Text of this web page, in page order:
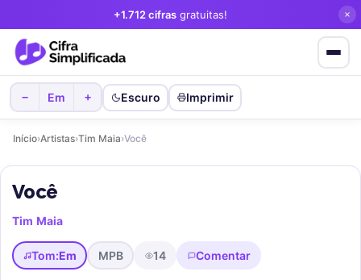
+1.712 cifrasgratuitas!
− Em + Escuro Imprimir
Início›Artistas›Tim Maia›Você
Você
Tim Maia
Tom:Em MPB 14 Comentar